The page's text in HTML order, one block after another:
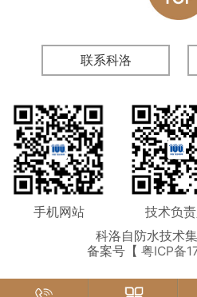
联系科洛
手机网站 技术负责
科洛自防水技术
备案号【 粤ICP备